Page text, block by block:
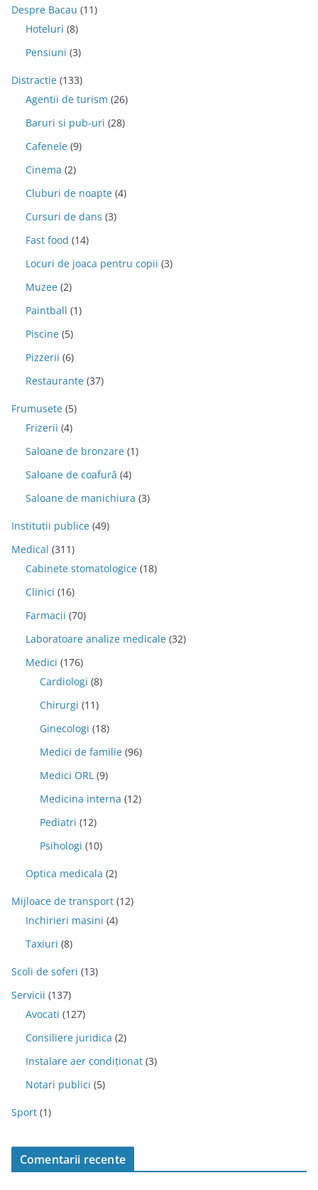
Despre Bacau (11)
Hoteluri (8)
Pensiuni (3)
Distractie (133)
Agentii de turism (26)
Baruri si pub-uri (28)
Cafenele (9)
Cinema (2)
Cluburi de noapte (4)
Cursuri de dans (3)
Fast food (14)
Locuri de joaca pentru copii (3)
Muzee (2)
Paintball (1)
Piscine (5)
Pizzerii (6)
Restaurante (37)
Frumusete (5)
Frizerii (4)
Saloane de bronzare (1)
Saloane de coafură (4)
Saloane de manichiura (3)
Institutii publice (49)
Medical (311)
Cabinete stomatologice (18)
Clinici (16)
Farmacii (70)
Laboratoare analize medicale (32)
Medici (176)
Cardiologi (8)
Chirurgi (11)
Ginecologi (18)
Medici de familie (96)
Medici ORL (9)
Medicina interna (12)
Pediatri (12)
Psihologi (10)
Optica medicala (2)
Mijloace de transport (12)
Inchirieri masini (4)
Taxiuri (8)
Scoli de soferi (13)
Servicii (137)
Avocati (127)
Consiliere juridica (2)
Instalare aer condiționat (3)
Notari publici (5)
Sport (1)
Comentarii recente